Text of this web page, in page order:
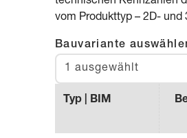
vom Produkttyp – 2D-
Bauvariante
1 ausgewählt
Typ | BIM